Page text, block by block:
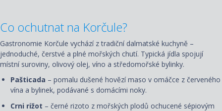
Co ochutnat na Korčule?
Gastronomie Korčule vychází z tradiční dalmatské kuchyně –
jednoduché, čerstvé a plné mořských chutí. Typická jídla spojují
místní suroviny, olivový olej, víno a středomořské bylinky.
Pašticada – pomalu dušené hovězí maso v omáčce z červeného
vína a bylinek, podávané s domácími noky.
Crni rižot – černé rizoto z mořských plodů ochucené sépiovým